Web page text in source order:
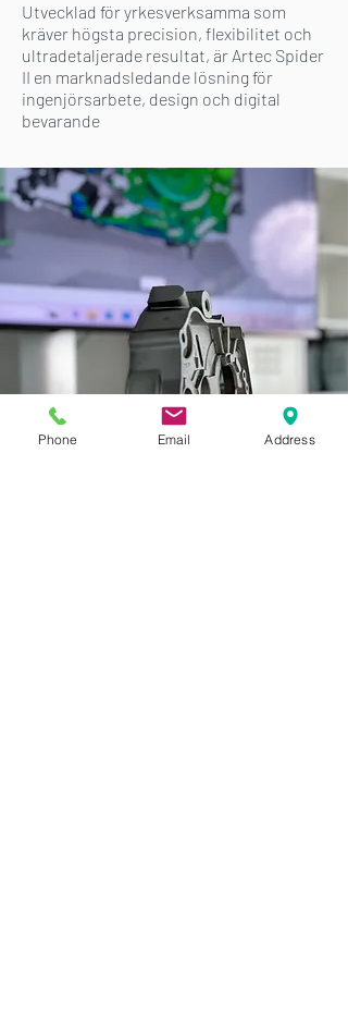
Utvecklad för yrkesverksamma som
kräver högsta precision, flexibilitet och
ultradetaljerade resultat, är Artec Spider
II en marknadsledande lösning för
ingenjörsarbete, design och digital
bevarande
Phone Email Address